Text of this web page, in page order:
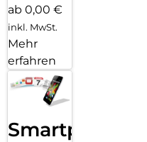
ab 0,00 €
inkl. MwSt.
Mehr
erfahren
Smartphone